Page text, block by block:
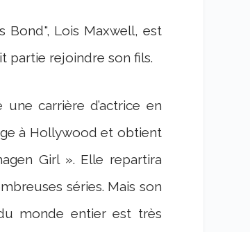
Bond", Lois Maxwell, est
partie rejoindre son fils.
carrière d’actrice en
à Hollywood et obtient
Girl ». Elle repartira
séries. Mais son
monde entier est très